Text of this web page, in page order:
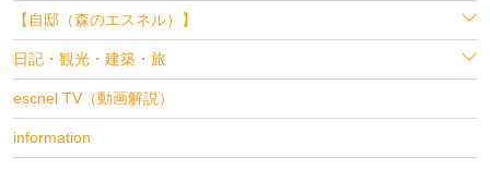
【自邸（森のエスネル）】
日記・観光・建築・旅
escnel TV（動画解説）
information